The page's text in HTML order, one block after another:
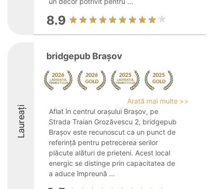
8.9
Laureați
bridgepub Brașov
Arată mai multe >>
Aflat în centrul orașului Brașov, pe
Strada Traian Grozăvescu 2, bridgepub
Brașov este recunoscut ca un punct de
referință pentru petrecerea serilor
plăcute alături de prieteni. Acest local
energic se distinge prin capacitatea de
a aduce împreună ...